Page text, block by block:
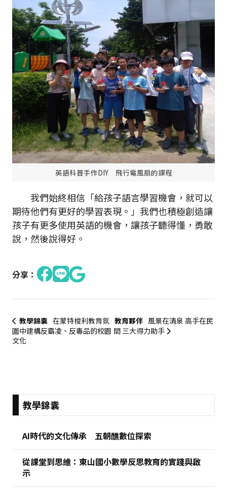
英語科普手作DIY 飛行電風扇的課程
我們始終相信「給孩子語言學習機會，就可以
期待他們有更好的學習表現。」我們也積極創造讓
孩子有更多使用英語的機會，讓孩子聽得懂，勇敢
說，然後說得好。
分享：
教學錦囊 在蒙特梭利教育氛
圍中建構反霸凌、反毒品的校園
文化
教育夥伴 風景在清泉 高手在民
間 三大得力助手
:::教學錦囊
AI時代的文化傳承 五朝醮數位探索
從課堂到思維：東山國小數學反思教育的實踐與啟
示